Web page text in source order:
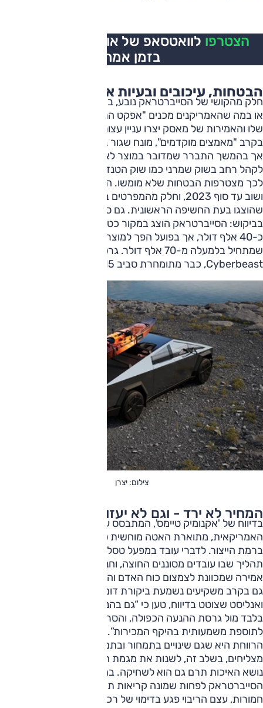
הצטרפו לוואטסאפ של אוטו, כל העדכונים
בזמן אמת
הבטחות, עיכובים ובעיות אמון
חלק מהקושי של הסייברטראק נובע, בראש ובראשונה מדעיכה,
או במה שהאמריקנים מכנים "אפקט החידוש". העיצוב החייזרי
שלו והאמירות של מאסק יצרו עניין עצום בשלב ההשקה, בעיקר
בקרב "מאמצים מוקדמים", מונח שגור בפיהם של נאמני המותג,
אך בהמשך התברר שמדובר במוצר לא מגובש, שמתקשה לפנות
לקהל רחב בשוק שמרני כמו שוק הטנדרים האמריקאי.
לכך מצטרפות הבטחות שלא מומשו. השקת הדגם נדחתה שוב
ושוב עד סוף 2023, וחלק מהמפרטים בפועל היו נחותים מאלו
שהוצגו בעת החשיפה הראשונית. גם סוגיית המחיר פגעה
בביקוש: הסייברטראק הוצג במקור כטנדר עם מחיר בסיס של
כ-40 אלף דולר, אך בפועל הפך למוצר יקר בהרבה, עם תג מחיר
שמתחיל בלמעלה מ-70 אלף דולר. גרסת הביצועים,
Cyberbeast, כבר מתומחרת סביב 115 אלף דולר.
צילום: יצרן
המחיר לא ירד - וגם לא יעזור
בדיווח של 'אקנומיק טיימס', המתבסס על מקורות בתעשייה
האמריקאית, מתוארת האטה מוחשית סביב הסייברטראק גם
ברמת הייצור. לדברי עובד במפעל טסלה בטקסס, “זה מרגיש כמו
תהליך שבו עובדים מסוננים החוצה, וחניון המפעל מתרוקן”,
אמירה שמכוונת לצמצום כוח האדם והאטת קווי הייצור של הדגם.
גם בקרב משקיעים נשמעת ביקורת דומה. ג׳ארי בלאק, משקיע
בלבד מול גרסת ההנעה הכפולה, והסרת תכונות רבות, אין ציפייה
לתוספת משמעותית בהיקף המכירות”. לפי הדיווח, ההערכה
הרווחת היא שגם שינויים בתמחור ובתמהיל הגרסאות אינם
מצליחים, בשלב זה, לשנות את מגמת הביקוש.
נושא האיכות תרם גם הוא לשחיקה. בתוך פחות משנתיים עבר
הסייברטראק לפחות שמונה קריאות תיקון. גם אם לא כולן היו
חמורות, עצם הריבוי פגע בדימוי של רכב חדש שאמור היה לייצג